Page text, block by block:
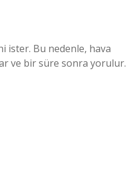
ister. Bu nedenle, hava
ve bir süre sonra yorulur.